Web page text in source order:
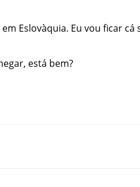
em Eslovàquia. Eu vou ficar cá
, está bem?